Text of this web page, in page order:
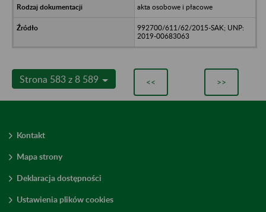
akta osobowe i płacowe
992700/611/62/2015-SAK; UNP:
2019-00683063
Strona 583 z 8 589 << >>
Kontakt
Mapa strony
Deklaracja dostępności
Ustawienia plików cookies